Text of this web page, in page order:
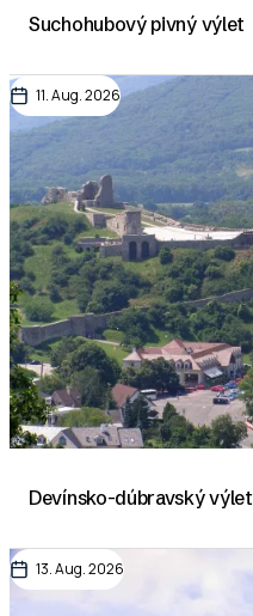
Suchohubový pivný výlet
11. Aug. 2026
Devínsko-dúbravský výlet
13. Aug. 2026